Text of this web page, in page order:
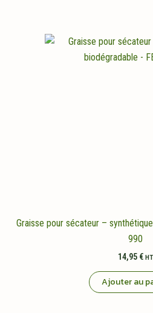
Graisse pour sécateur –
990
14,95 € HT
Ajouter au